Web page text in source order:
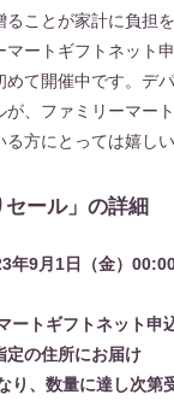
ことが家計に負担
マートギフトネット
めて開催中です。デ
、ファミリーマー
方にとっては嬉し
ール」の詳細
年9月1日（金）
ートギフトネット申
定の住所にお届け
り、数量に達し次第